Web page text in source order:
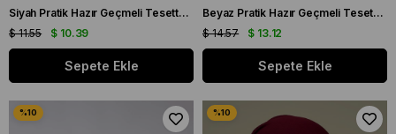
Siyah Pratik Hazır Geçmeli Tesettür Bone Petekli Güllü 1201_01
$ 10.39
$ 11.55
Sepete Ekle
Beyaz Pratik Hazır Geçmeli Tesettür Bone Sandy Büzgülü Salaş 2119_42
$ 13.12
$ 14.57
Sepete Ekle